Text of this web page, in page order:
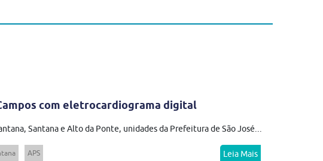
com eletrocardiograma digital
Santana e Alto da Ponte, unidades da Prefeitura de São José...
APS Leia Mais